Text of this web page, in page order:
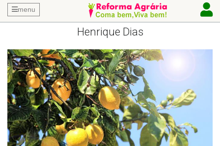
menu
Henrique Dias